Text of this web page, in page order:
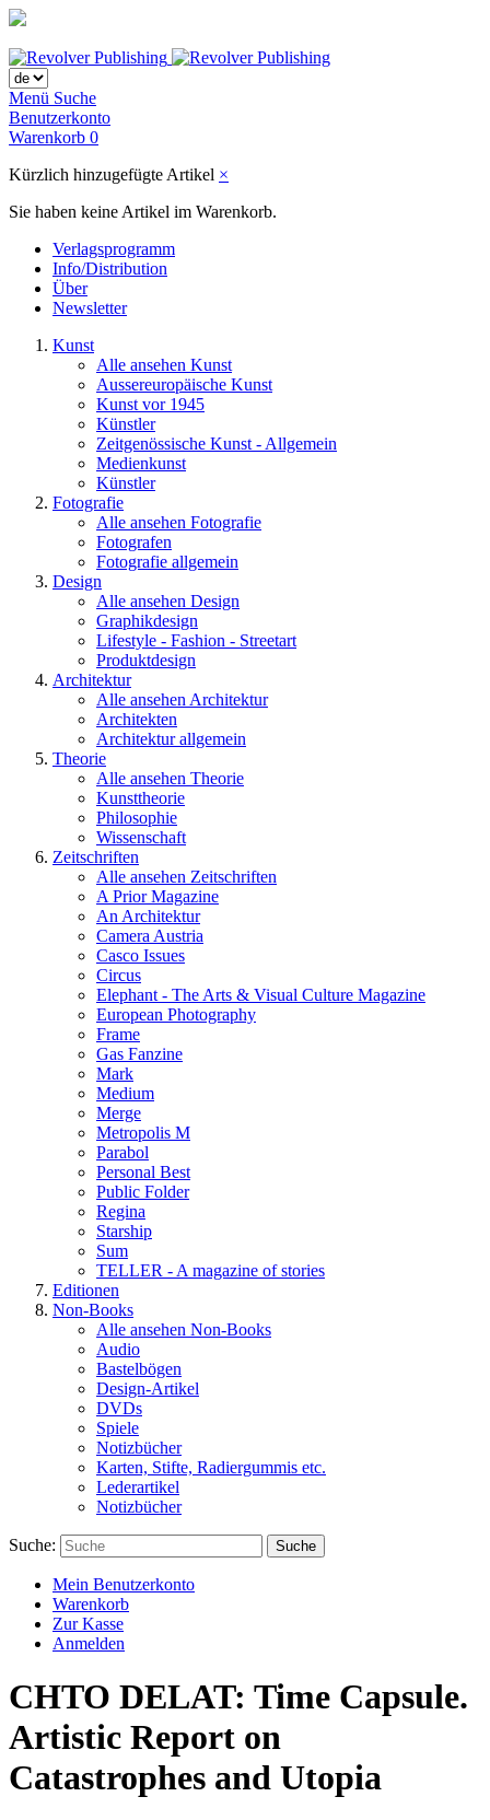
Menü Suche
Benutzerkonto
Warenkorb 0
Kürzlich hinzugefügte Artikel ×
Sie haben keine Artikel im Warenkorb.
Verlagsprogramm
Info/Distribution
Über
Newsletter
Kunst
Alle ansehen Kunst
Aussereuropäische Kunst
Kunst vor 1945
Künstler
Zeitgenössische Kunst - Allgemein
Medienkunst
Künstler
Fotografie
Alle ansehen Fotografie
Fotografen
Fotografie allgemein
Design
Alle ansehen Design
Graphikdesign
Lifestyle - Fashion - Streetart
Produktdesign
Architektur
Alle ansehen Architektur
Architekten
Architektur allgemein
Theorie
Alle ansehen Theorie
Kunsttheorie
Philosophie
Wissenschaft
Zeitschriften
Alle ansehen Zeitschriften
A Prior Magazine
An Architektur
Camera Austria
Casco Issues
Circus
Elephant - The Arts & Visual Culture Magazine
European Photography
Frame
Gas Fanzine
Mark
Medium
Merge
Metropolis M
Parabol
Personal Best
Public Folder
Regina
Starship
Sum
TELLER - A magazine of stories
Editionen
Non-Books
Alle ansehen Non-Books
Audio
Bastelbögen
Design-Artikel
DVDs
Spiele
Notizbücher
Karten, Stifte, Radiergummis etc.
Lederartikel
Notizbücher
Suche: Suche
Mein Benutzerkonto
Warenkorb
Zur Kasse
Anmelden
CHTO DELAT: Time Capsule.
Artistic Report on
Catastrophes and Utopia